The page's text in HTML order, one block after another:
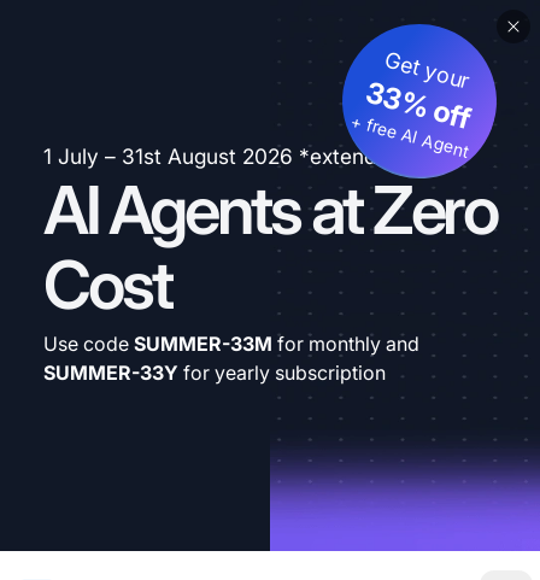
1 July – 31st August 2026 *extended
AI Agents at Zero
Cost
Get your
33% off
+ free AI Agent
Use code SUMMER-33M for monthly and
SUMMER-33Y for yearly subscription